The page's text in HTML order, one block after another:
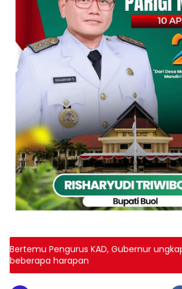
Bertemu Pengurus KAD, Gubernur
beberapa harapan